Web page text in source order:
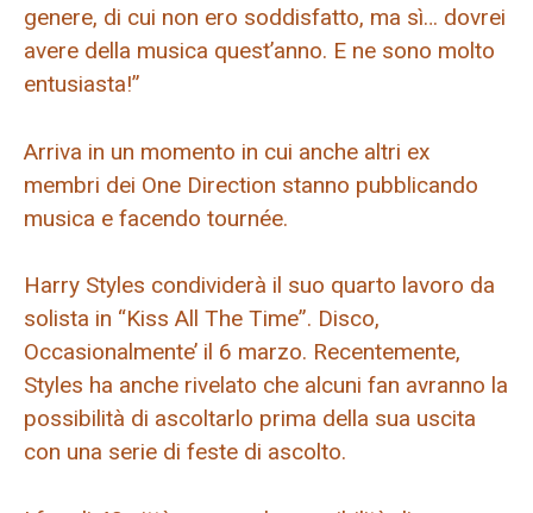
genere, di cui non ero soddisfatto, ma sì… dovrei
avere della musica quest’anno. E ne sono molto
entusiasta!”
Arriva in un momento in cui anche altri ex
membri dei One Direction stanno pubblicando
musica e facendo tournée.
Harry Styles condividerà il suo quarto lavoro da
solista in “Kiss All The Time”. Disco,
Occasionalmente’ il 6 marzo. Recentemente,
Styles ha anche rivelato che alcuni fan avranno la
possibilità di ascoltarlo prima della sua uscita
con una serie di feste di ascolto.